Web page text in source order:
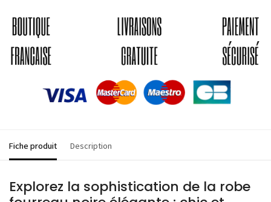
Fiche produit Description
Explorez la sophistication de la robe